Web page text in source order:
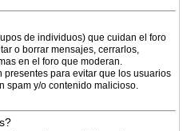
de individuos) que cuidan el foro
o borrar mensajes, cerrarlos,
en el foro que moderan.
para evitar que los usuarios
spam y/o contenido malicioso.